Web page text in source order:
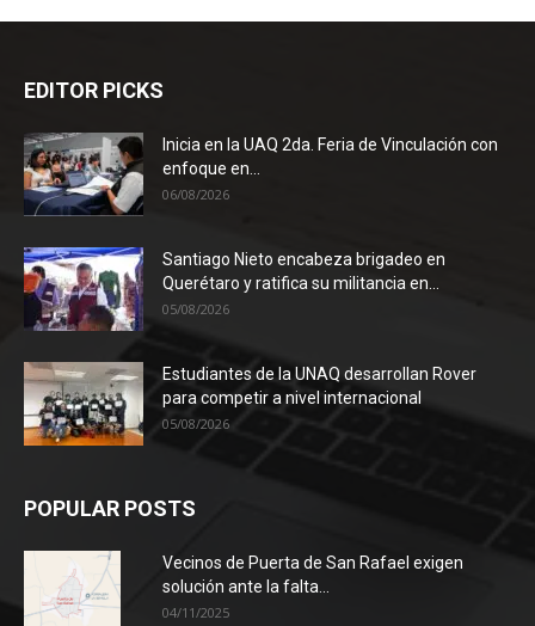
EDITOR PICKS
Inicia en la UAQ 2da. Feria de Vinculación con
enfoque en...
06/08/2026
Santiago Nieto encabeza brigadeo en
Querétaro y ratifica su militancia en...
05/08/2026
Estudiantes de la UNAQ desarrollan Rover
para competir a nivel internacional
05/08/2026
POPULAR POSTS
Vecinos de Puerta de San Rafael exigen
solución ante la falta...
04/11/2025